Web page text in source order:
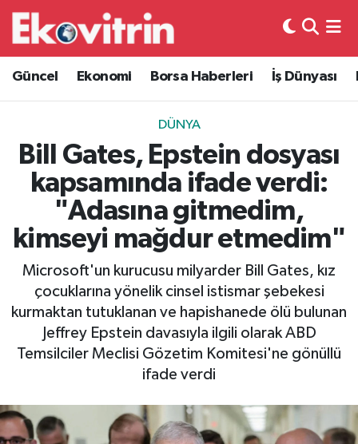
Güncel Ekonomi Borsa Haberleri İş Dünyası
DÜNYA
Bill Gates, Epstein dosyası
kapsamında ifade verdi:
"Adasına gitmedim,
kimseyi mağdur etmedim"
Microsoft'un kurucusu milyarder Bill Gates, kız
çocuklarına yönelik cinsel istismar şebekesi
kurmaktan tutuklanan ve hapishanede ölü bulunan
Jeffrey Epstein davasıyla ilgili olarak ABD
Temsilciler Meclisi Gözetim Komitesi'ne gönüllü
ifade verdi
Güncel
Ekonomi
Borsa Haberleri
İş Dünyası
Lojistik
Otovitrin
Asayiş
Magazin
Spor
Hava Durumu
Trafik Durumu
Süper Lig Puan Durumu ve Fikstür
Tüm Manşetler
Son Dakika Haberleri
Haber Arşivi